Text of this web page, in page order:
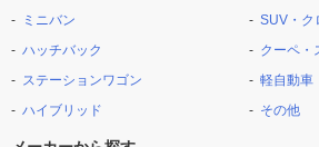
ミニバン
ハッチバック
ステーションワゴン
ハイブリッド
SUV・ク
クーペ・
軽自動車
その他